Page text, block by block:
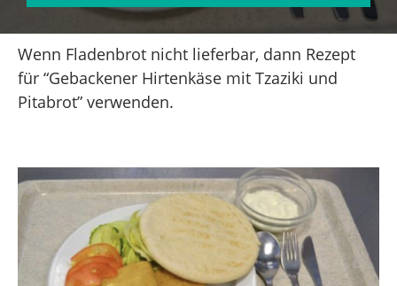
Wenn Fladenbrot nicht lieferbar, dann Rezept
für “Gebackener Hirtenkäse mit Tzaziki und
Pitabrot” verwenden.